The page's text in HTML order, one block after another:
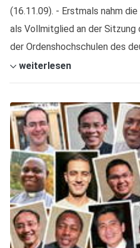
(16.11.09). - Erstmals nahm
als Vollmitglied an der
der Ordenshochschulen des
weiterlesen